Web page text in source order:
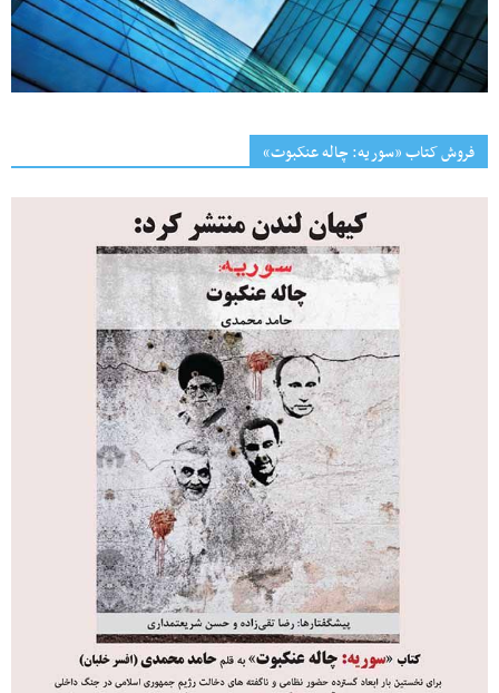
فروش کتاب «سوریه: چاله عنکبوت»